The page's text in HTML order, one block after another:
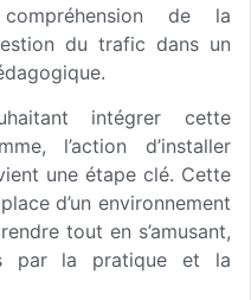
de la
du trafic dans un
intégrer cette
l’action d’installer
une étape clé. Cette
d’un environnement
tout en s’amusant,
par la pratique et la